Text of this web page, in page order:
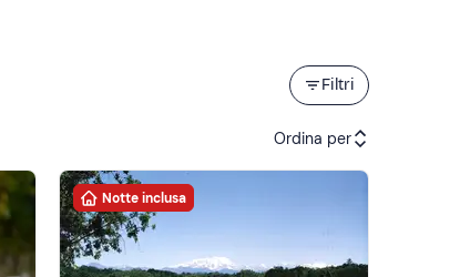
Filtri
Ordina per
Attività consigliate
Prezzo (crescente)
Notte inclusa